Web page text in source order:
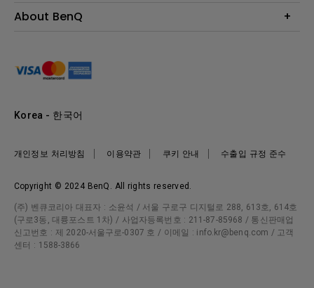
비즈니스 디스플레이
서비스센터
프로젝터 거리계산기
About BenQ
사회적 책임
뉴스
Copyright © 2024 BenQ. All rights reserved.
개인정보 처리방침 이용약관 쿠키 안내 수출입 규정 준수
Korea - 한국어
(주) 벤큐코리아 대표자 : 소윤석 / 서울 구로구 디지털로 288, 613호, 614호
(구로3동, 대륭포스트 1차) / 사업자등록번호 : 211-87-85968 / 통신판매업
신고번호 : 제 2020-서울구로-0307 호 / 이메일 : info.kr@benq.com / 고객
센터 : 1588-3866